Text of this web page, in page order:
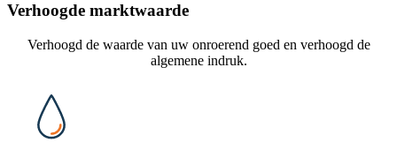
Verhoogde marktwaarde
Verhoogd de waarde van uw onroerend goed en verhoogd de
algemene indruk.